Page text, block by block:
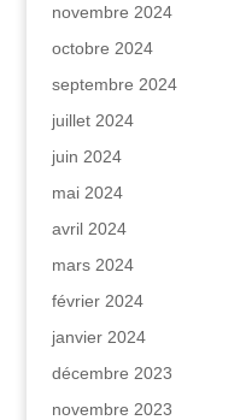
novembre 2024
octobre 2024
septembre 2024
juillet 2024
juin 2024
mai 2024
avril 2024
mars 2024
février 2024
janvier 2024
décembre 2023
novembre 2023